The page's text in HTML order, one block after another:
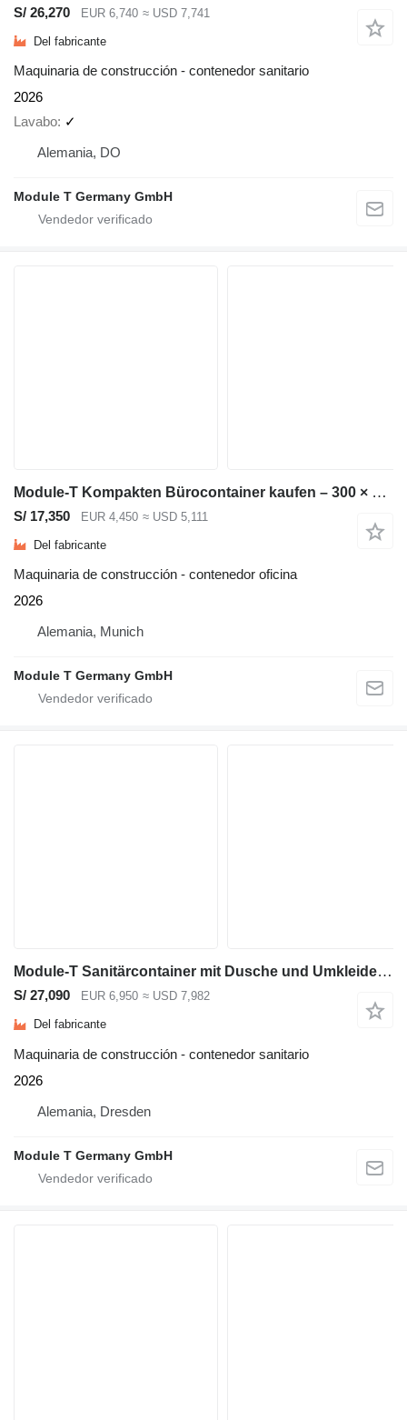
S/ 26,270 EUR 6,740 ≈ USD 7,741
Del fabricante
Maquinaria de construcción - contenedor sanitario
2026
Lavabo ✓
Alemania, DO
Module T Germany GmbH
Module-T Kompakten Bürocontainer kaufen – 300 × 240 cm | NEU
S/ 17,350 EUR 4,450 ≈ USD 5,111
Del fabricante
Maquinaria de construcción - contenedor oficina
2026
Alemania, Munich
Module T Germany GmbH
Module-T Sanitärcontainer mit Dusche und Umkleide kaufen – 300 × 240 cm |
S/ 27,090 EUR 6,950 ≈ USD 7,982
Del fabricante
Maquinaria de construcción - contenedor sanitario
2026
Alemania, Dresden
Module T Germany GmbH